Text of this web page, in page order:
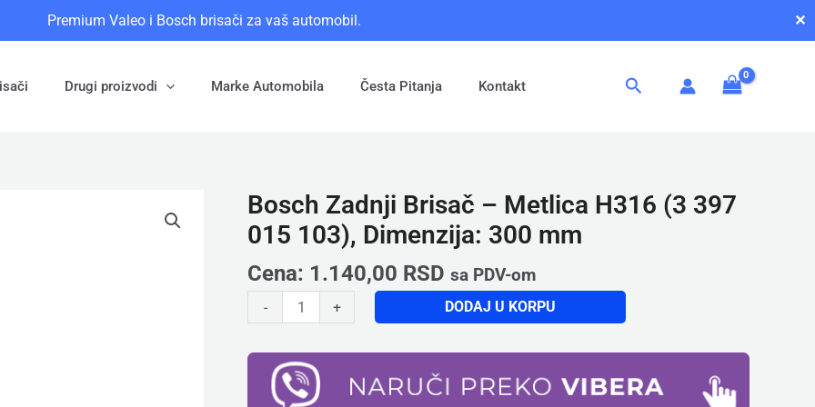
Premium Valeo i Bosch brisači za vaš automobil. ✕
Drugi proizvodi Marke Automobila Česta Pitanja Kontakt Pretraga
Bosch Zadnji Brisač – Metlica H316 (3 397
015 103), Dimenzija: 300 mm
Cena: 1.140,00 RSD sa PDV-om
-
Bosch
Zadnji
Brisač
-
Metlica
H316
397
+ DODAJ U KORPU